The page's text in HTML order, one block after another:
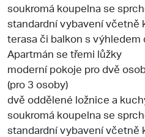
soukromá koupelna se
standardní vybavení včetně
terasa či balkon s výhledem
Apartmán se třemi lůžky
moderní pokoje pro dvě
(pro 3 osoby)
dvě oddělené ložnice a
soukromá koupelna se
standardní vybavení včetně